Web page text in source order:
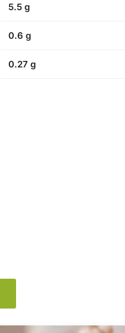
5.5 g
0.6 g
0.27 g